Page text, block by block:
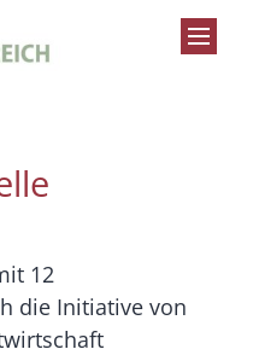
12
die Initiative von